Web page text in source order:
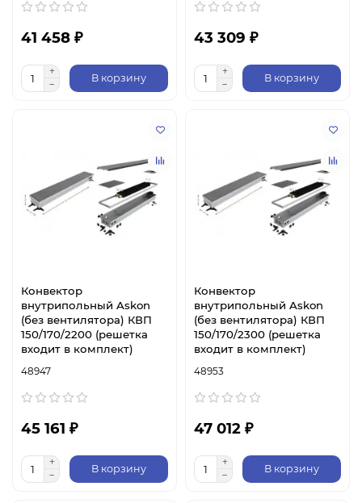
41 458 ₽
В корзину
43 309 ₽
В корзину
Конвектор
внутрипольный Askon
(без вентилятора) КВП
150/170/2200 (решетка
входит в комплект)
48947
45 161 ₽
В корзину
Конвектор
внутрипольный Askon
(без вентилятора) КВП
150/170/2300 (решетка
входит в комплект)
48953
47 012 ₽
В корзину